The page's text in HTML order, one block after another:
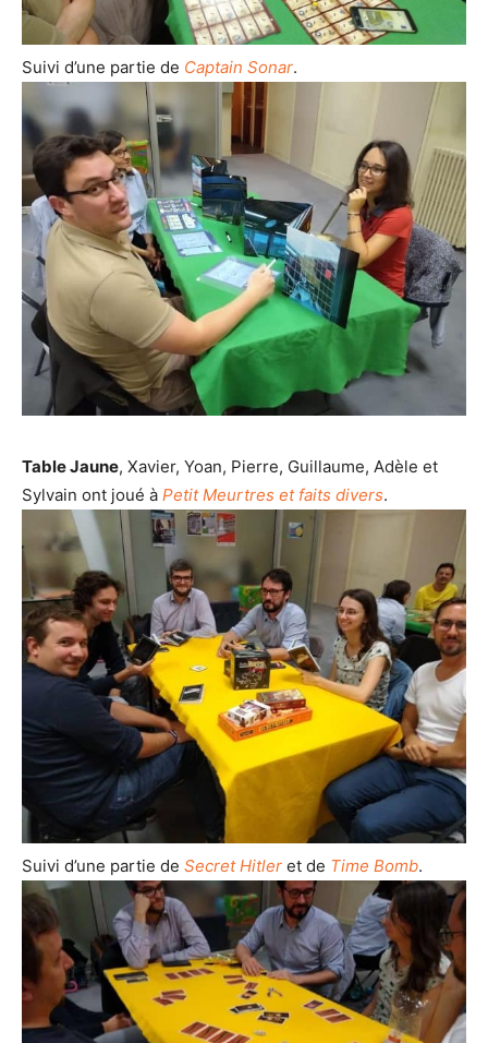
Suivi d’une partie de Captain Sonar.
Table Jaune, Xavier, Yoan, Pierre, Guillaume, Adèle et
Sylvain ont joué à Petit Meurtres et faits divers.
Suivi d’une partie de Secret Hitler et de Time Bomb.